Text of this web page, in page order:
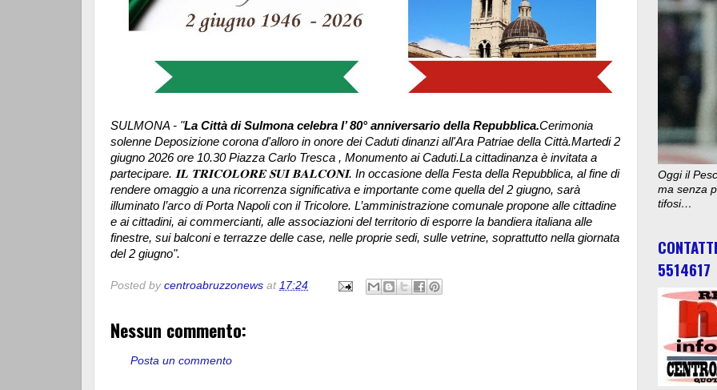
SULMONA - "La Città di Sulmona celebra l’ 80° anniversario della Repubblica.Cerimonia
solenne Deposizione corona d'alloro in onore dei Caduti dinanzi all'Ara Patriae della Città.Martedi 2
giugno 2026 ore 10.30 Piazza Carlo Tresca , Monumento ai Caduti.La cittadinanza è invitata a
partecipare. 𝐈𝐋 𝐓𝐑𝐈𝐂𝐎𝐋𝐎𝐑𝐄 𝐒𝐔𝐈 𝐁𝐀𝐋𝐂𝐎𝐍𝐈. In occasione della Festa della Repubblica, al fine di
rendere omaggio a una ricorrenza significativa e importante come quella del 2 giugno, sarà
illuminato l’arco di Porta Napoli con il Tricolore. L’amministrazione comunale propone alle cittadine
e ai cittadini, ai commercianti, alle associazioni del territorio di esporre la bandiera italiana alle
finestre, sui balconi e terrazze delle case, nelle proprie sedi, sulle vetrine, soprattutto nella giornata
del 2 giugno".
Posted by centroabruzzonews at 17:24
Nessun commento:
Posta un commento
Oggi il
ma senza
tifosi…
5514617